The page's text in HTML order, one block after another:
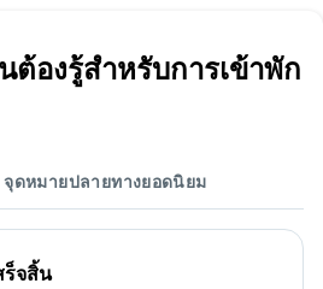
องรู้สำหรับการเข้าพัก
จุดหมายปลายทางยอดนิยม
ร็จสิ้น